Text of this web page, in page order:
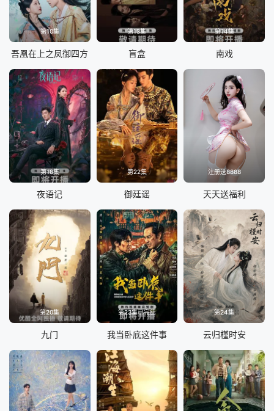
第10集
吾凰在上之凤御四方
第13集
盲盒
第14集
南戏
第18集
夜语记
第22集
御廷谣
注册送8888
天天送福利
第20集
九门
第23集已完结
我当卧底这件事
第24集
云归槿时安